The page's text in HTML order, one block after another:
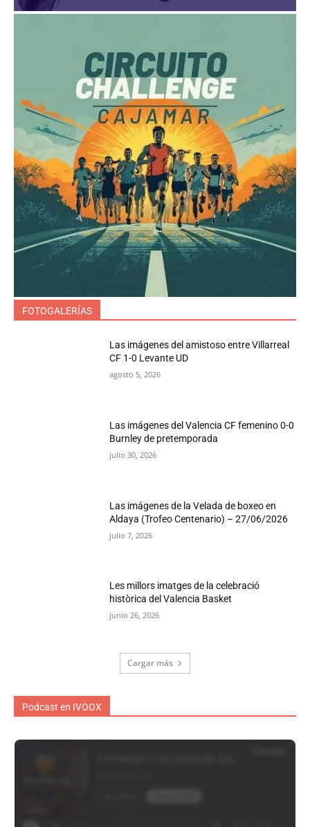
FOTOGALERÍAS
Las imágenes del amistoso entre Villarreal
CF 1-0 Levante UD
agosto 5, 2026
Las imágenes del Valencia CF femenino 0-0
Burnley de pretemporada
julio 30, 2026
Las imágenes de la Velada de boxeo en
Aldaya (Trofeo Centenario) – 27/06/2026
julio 7, 2026
Les millors imatges de la celebració
històrica del Valencia Basket
junio 26, 2026
Cargar más
Podcast en IVOOX